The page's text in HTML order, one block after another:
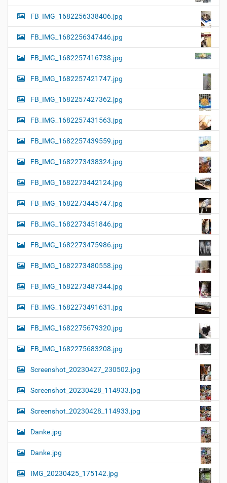
FB_IMG_1682256338406.jpg
FB_IMG_1682256347446.jpg
FB_IMG_1682257416738.jpg
FB_IMG_1682257421747.jpg
FB_IMG_1682257427362.jpg
FB_IMG_1682257431563.jpg
FB_IMG_1682257439559.jpg
FB_IMG_1682273438324.jpg
FB_IMG_1682273442124.jpg
FB_IMG_1682273445747.jpg
FB_IMG_1682273451846.jpg
FB_IMG_1682273475986.jpg
FB_IMG_1682273480558.jpg
FB_IMG_1682273487344.jpg
FB_IMG_1682273491631.jpg
FB_IMG_1682275679320.jpg
FB_IMG_1682275683208.jpg
Screenshot_20230427_230502.jpg
Screenshot_20230428_114933.jpg
Screenshot_20230428_114933.jpg
Danke.jpg
Danke.jpg
IMG_20230425_175142.jpg